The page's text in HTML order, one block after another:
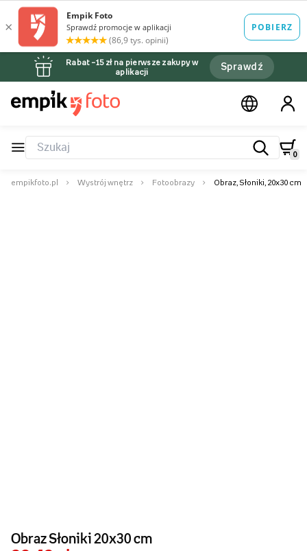
Rabat –15 zł na pierwsze zakupy w
aplikacji
Sprawdź
0
empikfoto.pl Wystrój wnętrz Fotoobrazy Obraz, Słoniki, 20x30 cm